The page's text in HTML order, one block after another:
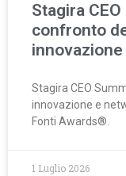
Stagira
confronto
Stagira CEO
innovazione e
Fonti Awards®.
1 Luglio 2026